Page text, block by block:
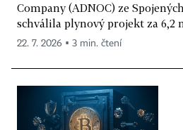
Company (ADNOC) ze
schválila plynový projekt za 6,2
22. 7. 2026 ▪ 3 min. čtení